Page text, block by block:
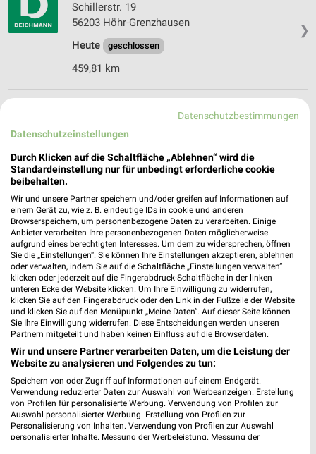
❯
Schillerstr. 19
56203 Höhr-Grenzhausen
Heute
geschlossen
459,81 km
56564 Neuwied
Heute geschlossen
DEICHMANN Ransbach-Baumbach
Pleurtuitstraße 5
56235 Ransbach-Baumbach
Heute geschlossen
454,81 km
DEICHMANN Andernach
Koblenzer Straße 51
56626 Andernach
Heute geschlossen
475,28 km
Datenschutzbestimmungen
Datenschutzeinstellungen
Durch Klicken auf die Schaltfläche „Ablehnen“ wird die
Standardeinstellung nur für unbedingt erforderliche cookie
beibehalten.
Wir und unsere Partner speichern und/oder greifen auf Informationen auf
einem Gerät zu, wie z. B. eindeutige IDs in cookie und anderen
Browserspeichern, um personenbezogene Daten zu verarbeiten. Einige
Anbieter verarbeiten Ihre personenbezogenen Daten möglicherweise
aufgrund eines berechtigten Interesses. Um dem zu widersprechen, öffnen
Sie die „Einstellungen“. Sie können Ihre Einstellungen akzeptieren, ablehnen
oder verwalten, indem Sie auf die Schaltfläche „Einstellungen verwalten“
klicken oder jederzeit auf die Fingerabdruck-Schaltfläche in der linken
unteren Ecke der Website klicken. Um Ihre Einwilligung zu widerrufen,
klicken Sie auf den Fingerabdruck oder den Link in der Fußzeile der Website
und klicken Sie auf den Menüpunkt „Meine Daten“. Auf dieser Seite können
Sie Ihre Einwilligung widerrufen. Diese Entscheidungen werden unseren
Partnern mitgeteilt und haben keinen Einfluss auf die Browserdaten.
Wir und unsere Partner verarbeiten Daten, um die Leistung der
Website zu analysieren und Folgendes zu tun:
Speichern von oder Zugriff auf Informationen auf einem Endgerät.
Verwendung reduzierter Daten zur Auswahl von Werbeanzeigen. Erstellung
von Profilen für personalisierte Werbung. Verwendung von Profilen zur
Auswahl personalisierter Werbung. Erstellung von Profilen zur
Personalisierung von Inhalten. Verwendung von Profilen zur Auswahl
personalisierter Inhalte. Messung der Werbeleistung. Messung der